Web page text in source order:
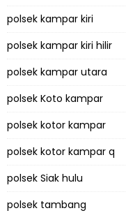
polsek kampar kiri
polsek kampar kiri hilir
polsek kampar utara
polsek Koto kampar
polsek kotor kampar
polsek kotor kampar q
polsek Siak hulu
polsek tambang